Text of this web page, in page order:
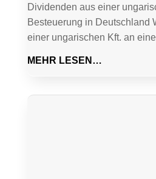
Dividenden aus einer
Besteuerung in Deutschland
einer ungarischen Kft. an
MEHR LESEN…